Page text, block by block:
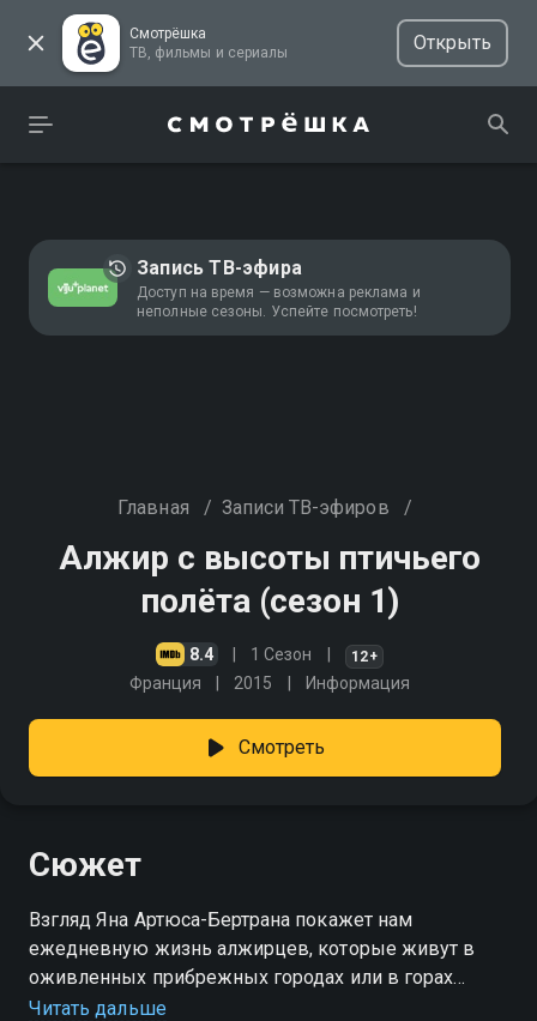
Смотрёшка
ТВ, фильмы и сериалы
Открыть
Запись ТВ-эфира
Доступ на время — возможна реклама и
неполные сезоны. Успейте посмотреть!
Главная / Записи ТВ-эфиров /
Алжир с высоты птичьего
полёта (сезон 1)
8.4 1 Сезон 12+
Франция 2015 Информация
Смотреть
Сюжет
Взгляд Яна Артюса-Бертрана покажет нам
ежедневную жизнь алжирцев, которые живут в
оживленных прибрежных городах или в горах
Атласа, в оазисах Сахары или среди мягких
Читать дальше